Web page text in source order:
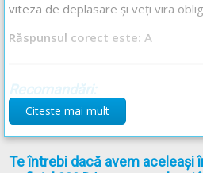
viteza de deplasare și veți vira
Răspunsul corect este: A
Recomandări:
Explicația completă a indicatorului -->
Explicația completă a indicatorului
Citeste mai mult
Te întrebi dacă avem aceleași